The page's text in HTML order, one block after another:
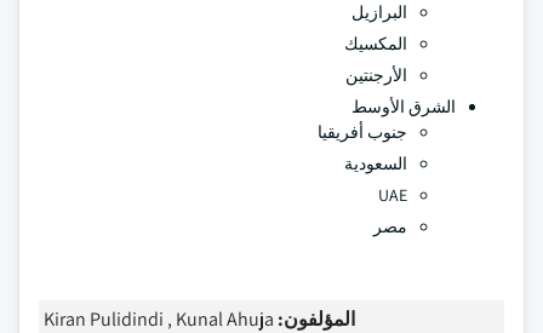
البرازيل
المكسيك
الأرجنتين
الشرق الأوسط
جنوب أفريقيا
السعودية
UAE
مصر
المؤلفون: Kiran Pulidindi , Kunal Ahuja